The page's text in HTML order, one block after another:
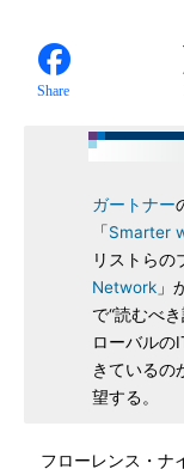
Share
ガートナー
「Smarter
リストらの
Network」
で“読むべ
ローバルの
きているの
望する。
フローレンス・ナ